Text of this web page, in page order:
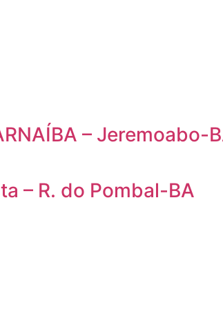
– Jeremoabo-
– R. do Pombal-BA